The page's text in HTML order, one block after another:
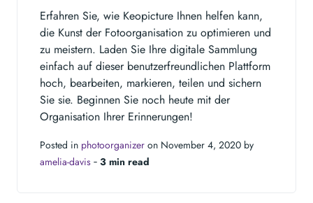
Erfahren Sie, wie Keopicture Ihnen helfen kann,
die Kunst der Fotoorganisation zu optimieren und
zu meistern. Laden Sie Ihre digitale Sammlung
einfach auf dieser benutzerfreundlichen Plattform
hoch, bearbeiten, markieren, teilen und sichern
Sie sie. Beginnen Sie noch heute mit der
Organisation Ihrer Erinnerungen!
Posted in photoorganizer on November 4, 2020 by
amelia-davis ‐ 3 min read